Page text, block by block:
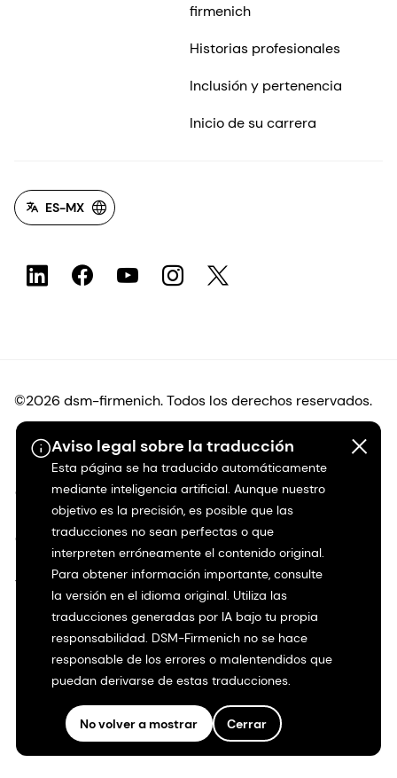
Aviso legal sobre la traducción
Esta página se ha traducido automáticamente
mediante inteligencia artificial. Aunque nuestro
objetivo es la precisión, es posible que las
traducciones no sean perfectas o que
interpreten erróneamente el contenido original.
Para obtener información importante, consulte
la versión en el idioma original. Utiliza las
traducciones generadas por IA bajo tu propia
responsabilidad. DSM-Firmenich no se hace
responsable de los errores o malentendidos que
puedan derivarse de estas traducciones.
No volver a mostrar Cerrar
firmenich
Historias profesionales
Inclusión y pertenencia
Inicio de su carrera
ES-MX
©2026 dsm-firmenich. Todos los derechos reservados.
Protección de datos
Condiciones de uso
Condiciones generales
Transparencia en California
Declaración de accesibilidad
Información jurídica
Mapa del sitio